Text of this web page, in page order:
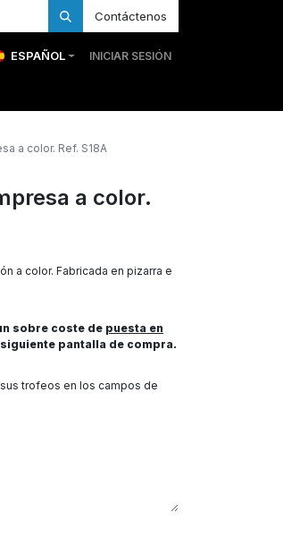
Contáctenos
ESPAÑOL INICIAR SESIÓN
a color. Ref. S18A
a color.
a color. Fabricada en pizarra e
sobre coste de puesta en
pantalla de compra.
trofeos en los campos de